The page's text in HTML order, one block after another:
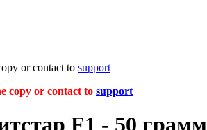
or contact to support
copy or contact to support
F1 - 50 грамм